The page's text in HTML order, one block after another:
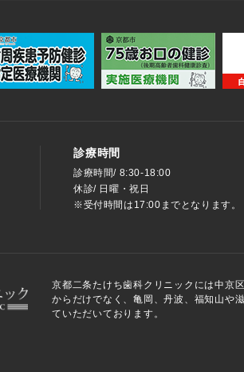
診療時間
診療時間/ 8:30-18:00
休診/ 日曜・祝日
※受付時間は17:00までとなります。
京都二条たけち歯科クリニックには中京
からだけでなく、亀岡、丹波、福知山や
ていただいております。